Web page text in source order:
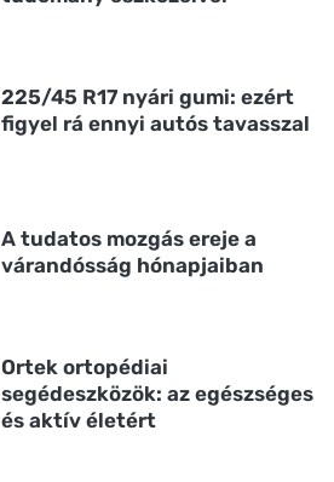
225/45 R17 nyári gumi: ezért
figyel rá ennyi autós tavasszal
A tudatos mozgás ereje a
várandósság hónapjaiban
Ortek ortopédiai
segédeszközök: az egészséges
és aktív életért